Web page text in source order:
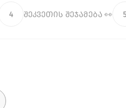
4 შეკვეთის შეჯამება 👀